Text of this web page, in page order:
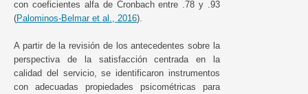
con coeficientes alfa de Cronbach entre .78 y .93
(Palominos-Belmar et al., 2016).
A partir de la revisión de los antecedentes sobre la
perspectiva de la satisfacción centrada en la
calidad del servicio, se identificaron instrumentos
con adecuadas propiedades psicométricas para